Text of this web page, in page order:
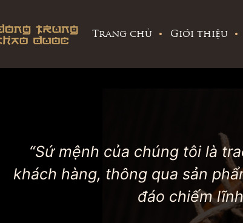
Trang chủ Giới thiệu
“Sứ mệnh của chúng tôi là
khách hàng, thông qua sản
đáo chiếm